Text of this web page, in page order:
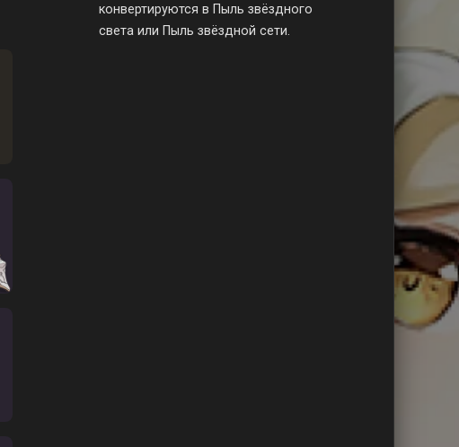
конвертируются в Пыль звёздного
света или Пыль звёздной сети.